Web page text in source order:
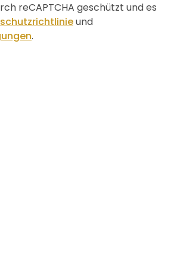
reCAPTCHA geschützt und es
und
.